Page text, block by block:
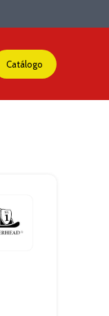
Catálogo